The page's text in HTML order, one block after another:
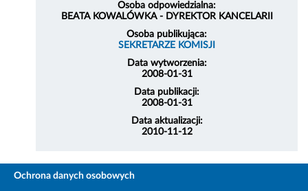
Osoba odpowiedzialna:
BEATA KOWALÓWKA - DYREKTOR KANCELARII
Osoba publikująca:
SEKRETARZE KOMISJI
Data wytworzenia:
2008-01-31
Data publikacji:
2008-01-31
Data aktualizacji:
2010-11-12
Ochrona danych osobowych